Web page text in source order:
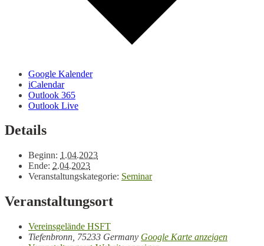
Google Kalender
iCalendar
Outlook 365
Outlook Live
Details
Beginn: 1.04.2023
Ende: 2.04.2023
Veranstaltungskategorie: Seminar
Veranstaltungsort
Vereinsgelände HSFT
Tiefenbronn 75233 Germany Google Karte anzeigen